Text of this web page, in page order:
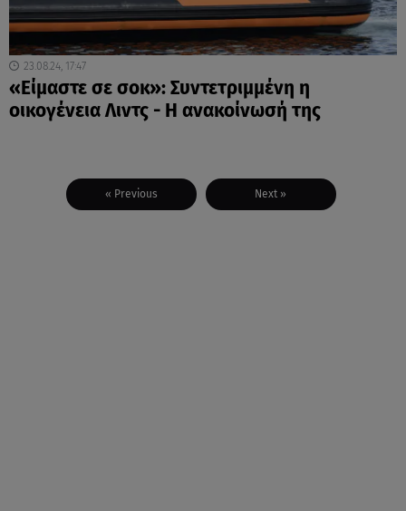
23.08.24, 17:47
«Είμαστε σε σοκ»: Συντετριμμένη η
οικογένεια Λιντς - Η ανακοίνωσή της
« Previous Next »